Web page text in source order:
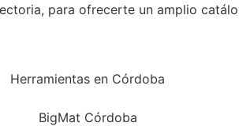
para ofrecerte un amplio